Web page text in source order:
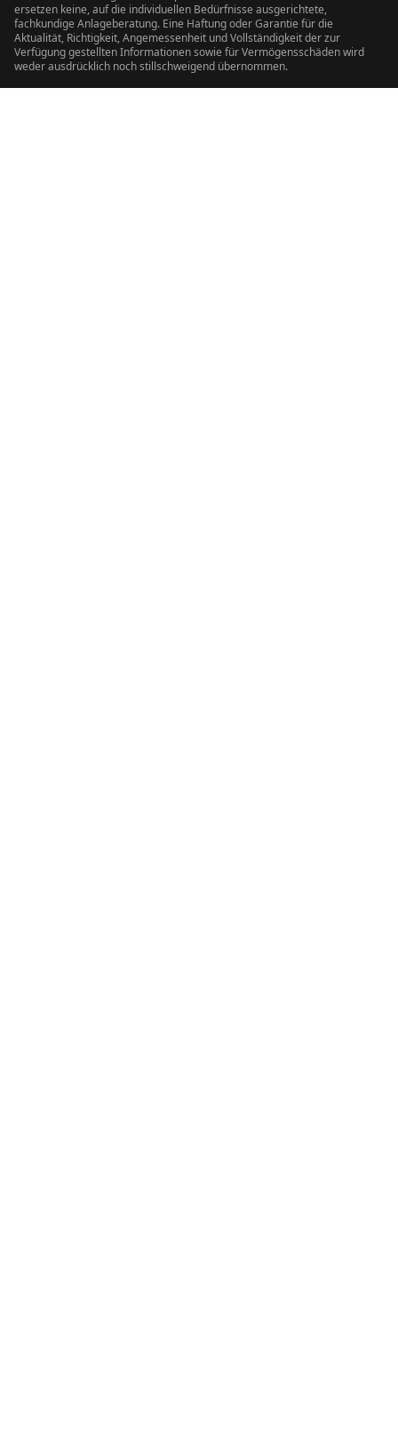
ersetzen keine, auf die individuellen Bedürfnisse ausgerichtete,
fachkundige Anlageberatung. Eine Haftung oder Garantie für die
Aktualität, Richtigkeit, Angemessenheit und Vollständigkeit der zur
Verfügung gestellten Informationen sowie für Vermögensschäden wird
weder ausdrücklich noch stillschweigend übernommen.